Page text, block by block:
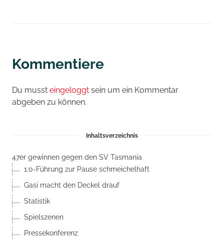
Kommentiere
Du musst eingeloggt sein um ein Kommentar
abgeben zu können.
Inhaltsverzeichnis
47er gewinnen gegen den SV Tasmania
1:0-Führung zur Pause schmeichelhaft
Gasi macht den Deckel drauf
Statistik
Spielszenen
Pressekonferenz